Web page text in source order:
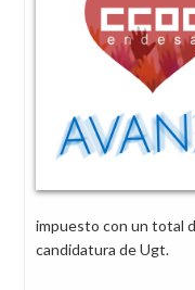
impuesto con un total
candidatura de Ugt.